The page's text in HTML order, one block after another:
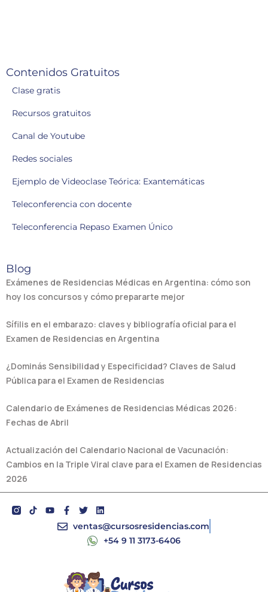
Contenidos Gratuitos
Clase gratis
Recursos gratuitos
Canal de Youtube
Redes sociales
Ejemplo de Videoclase Teórica: Exantemáticas
Teleconferencia con docente
Teleconferencia Repaso Examen Único
Blog
Exámenes de Residencias Médicas en Argentina: cómo son
hoy los concursos y cómo prepararte mejor
Sífilis en el embarazo: claves y bibliografía oficial para el
Examen de Residencias en Argentina
¿Dominás Sensibilidad y Especificidad? Claves de Salud
Pública para el Examen de Residencias
Calendario de Exámenes de Residencias Médicas 2026:
Fechas de Abril
Actualización del Calendario Nacional de Vacunación:
Cambios en la Triple Viral clave para el Examen de Residencias
2026
Y
o
F
a
c
k
-
T
w
i
L
i
n
e
n
ventas@cursosresidencias.com
+54 9 11 3173-6406